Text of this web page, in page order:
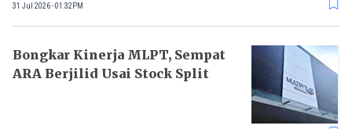
31 Jul 2026 - 01:32PM
Bongkar Kinerja MLPT, Sempat
ARA Berjilid Usai Stock Split